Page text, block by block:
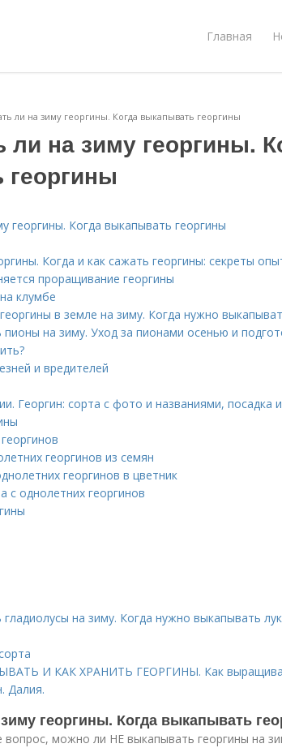
Главная
ли на зиму георгины. Когда выкапывать георгины
на зиму георгины.
георгины. Когда выкапывать георгины
Когда и как сажать георгины: секреты
проращивание георгины
клумбе
в земле на зиму. Когда нужно
на зиму. Уход за пионами осенью и
и вредителей
Георгин: сорта с фото и названиями, посадка
георгинов из семян
георгинов в цветник
с однолетних георгинов
на зиму. Когда нужно выкапывать
И КАК ХРАНИТЬ ГЕОРГИНЫ. Как
Далия.
георгины. Когда выкапывать
можно ли НЕ выкапывать георгины на